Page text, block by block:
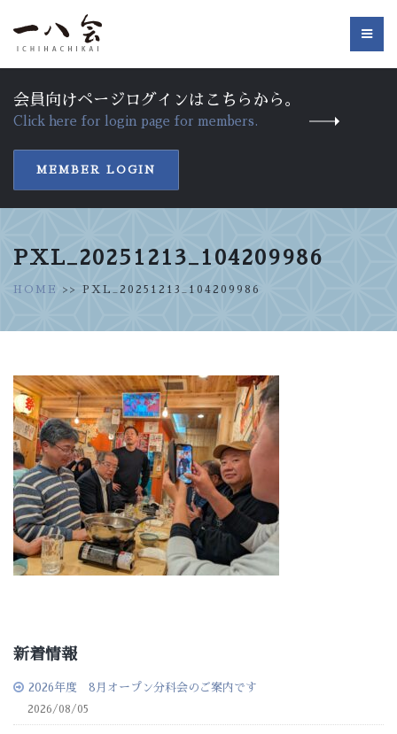
会員向けページログインはこちらから。
Click here for login page for members.
MEMBER LOGIN
PXL_20251213_104209986
HOME >> PXL_20251213_104209986
新着情報
2026年度 8月オープン分科会のご案内です
2026/08/05